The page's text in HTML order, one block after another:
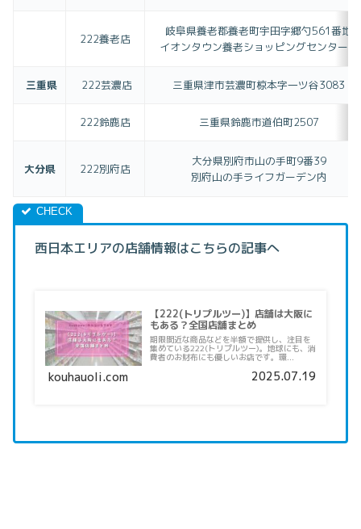
222養老店
岐阜県養老郡養老町宇田字郷勺561番地
イオンタウン養老ショッピングセンター内
三重県 222芸濃店 三重県津市芸濃町椋本字一ツ谷3083
222鈴鹿店 三重県鈴鹿市道伯町2507
大分県 222別府店
大分県別府市山の手町9番39
別府山の手ライフガーデン内
西日本エリアの店舗情報はこちらの記事へ
【222(トリプルツー)】店舗は大阪に
もある？全国店舗まとめ
期限間近な商品などを半額で提供し、注目を
集めている222(トリプルツー)。地球にも、消
費者のお財布にも優しいお店です。環...
kouhauoli.com 2025.07.19